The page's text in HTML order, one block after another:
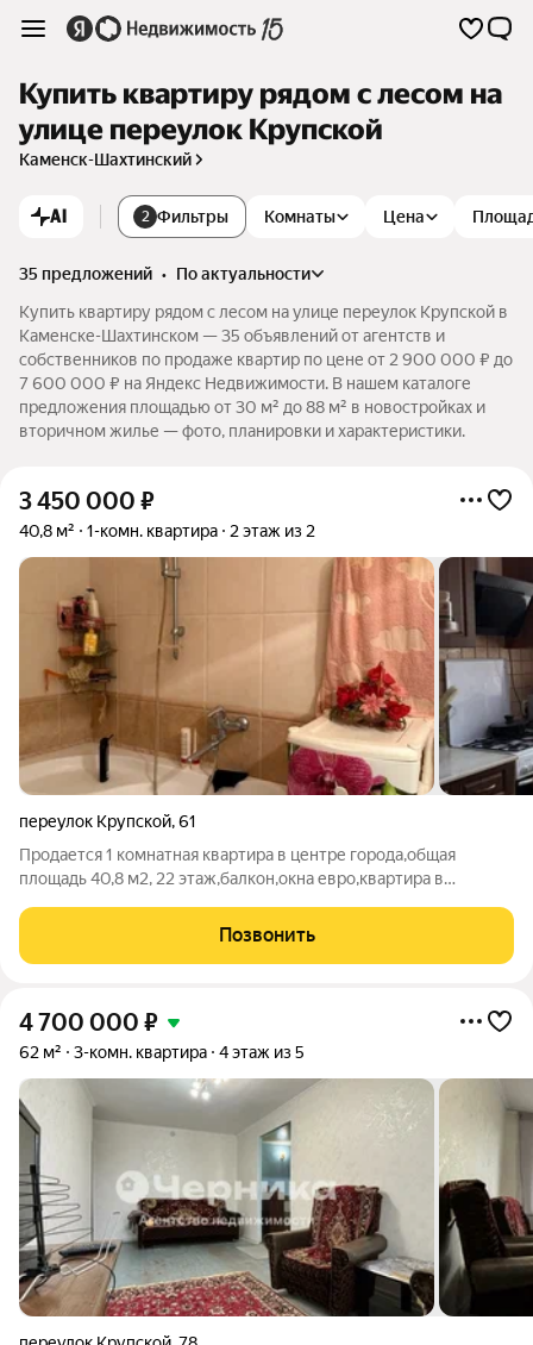
Купить квартиру рядом с лесом на
улице переулок Крупской
Каменск-Шахтинский
AI 2 Фильтры Комнаты Цена
35 предложений •
по актуальности
Купить квартиру рядом с лесом на улице переулок Крупской в
Каменске-Шахтинском — 35 объявлений от агентств и
собственников по продаже квартир по цене от 2 900 000 ₽ до
7 600 000 ₽ на Яндекс Недвижимости. В нашем каталоге
предложения площадью от 30 м² до 88 м² в новостройках и
вторичном жилье — фото, планировки и характеристики.
3 450 000 ₽
40,8 м² 1-комн. квартира 2 этаж из 2
переулок Крупской,61
Продается 1 комнатная квартира в центре города,общая
площадь 40,8 м2, 22 этаж,балкон,окна евро,квартира в
Позвонить
4 700 000 ₽
62 м² 3-комн. квартира 4 этаж из 5